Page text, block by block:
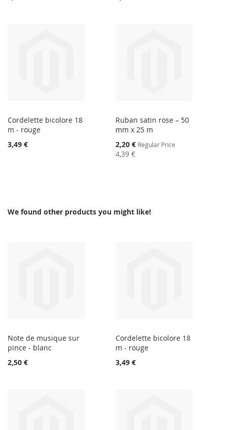
Cordelette bicolore 18
m - rouge
3,49 €
Ruban satin rose – 50
mm x 25 m
Special
Price
2,20 € Regular Price
4,39 €
We found other products you might like!
Note de musique sur
pince - blanc
2,50 €
Cordelette bicolore 18
m - rouge
3,49 €